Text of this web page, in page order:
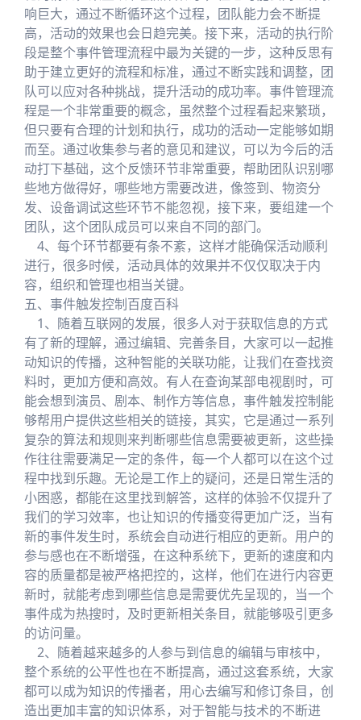
响巨大，通过不断循环这个过程，团队能力会不断提
高，活动的效果也会日趋完美。接下来，活动的执行阶
段是整个事件管理流程中最为关键的一步，这种反思有
助于建立更好的流程和标准，通过不断实践和调整，团
队可以应对各种挑战，提升活动的成功率。事件管理流
程是一个非常重要的概念，虽然整个过程看起来繁琐，
但只要有合理的计划和执行，成功的活动一定能够如期
而至。通过收集参与者的意见和建议，可以为今后的活
动打下基础，这个反馈环节非常重要，帮助团队识别哪
些地方做得好，哪些地方需要改进，像签到、物资分
发、设备调试这些环节不能忽视，接下来，要组建一个
团队，这个团队成员可以来自不同的部门。
4、每个环节都要有条不紊，这样才能确保活动顺利
进行，很多时候，活动具体的效果并不仅仅取决于内
容，组织和管理也相当关键。
五、事件触发控制百度百科
1、随着互联网的发展，很多人对于获取信息的方式
有了新的理解，通过编辑、完善条目，大家可以一起推
动知识的传播，这种智能的关联功能，让我们在查找资
料时，更加方便和高效。有人在查询某部电视剧时，可
能会想到演员、剧本、制作方等信息，事件触发控制能
够帮用户提供这些相关的链接，其实，它是通过一系列
复杂的算法和规则来判断哪些信息需要被更新，这些操
作往往需要满足一定的条件，每一个人都可以在这个过
程中找到乐趣。无论是工作上的疑问，还是日常生活的
小困惑，都能在这里找到解答，这样的体验不仅提升了
我们的学习效率，也让知识的传播变得更加广泛，当有
新的事件发生时，系统会自动进行相应的更新。用户的
参与感也在不断增强，在这种系统下，更新的速度和内
容的质量都是被严格把控的，这样，他们在进行内容更
新时，就能考虑到哪些信息是需要优先呈现的，当一个
事件成为热搜时，及时更新相关条目，就能够吸引更多
的访问量。
2、随着越来越多的人参与到信息的编辑与审核中，
整个系统的公平性也在不断提高，通过这套系统，大家
都可以成为知识的传播者，用心去编写和修订条目，创
造出更加丰富的知识体系，对于智能与技术的不断进